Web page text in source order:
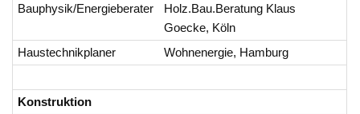
Bauphysik/Energieberater
Holz.Bau.Beratung Klaus
Goecke, Köln
Haustechnikplaner
Wohnenergie, Hamburg
Konstruktion